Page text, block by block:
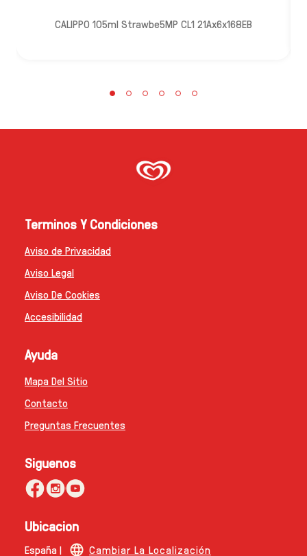
CALIPPO 105ml Strawbe5MP CL1 21Ax6x168EB
Terminos Y Condiciones
Aviso de Privacidad
Aviso Legal
Aviso De Cookies
Accesibilidad
Ayuda
Mapa Del Sitio
Contacto
Preguntas Frecuentes
Siguenos
Ubicacion
España | Cambiar La Localización